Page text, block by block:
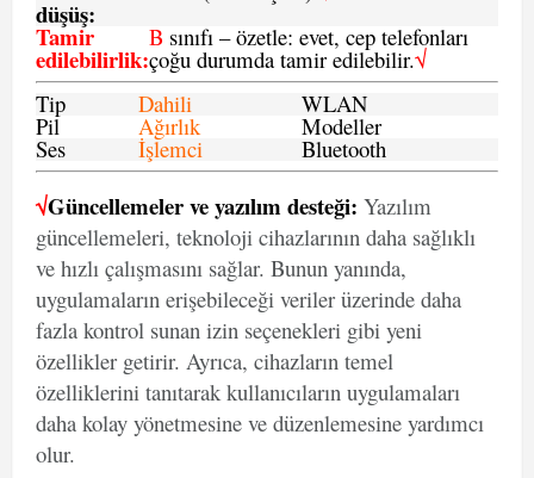
düşüş:
Tamir
edilebilirlik:
B sınıfı – özetle: evet, cep telefonları
çoğu durumda tamir edilebilir.√
Tip
Dahili WLAN
Pil Ağırlık Modeller
Ses İşlemci Bluetooth
√Güncellemeler ve yazılım desteği: Yazılım
güncellemeleri, teknoloji cihazlarının daha sağlıklı
ve hızlı çalışmasını sağlar. Bunun yanında,
uygulamaların erişebileceği veriler üzerinde daha
fazla kontrol sunan izin seçenekleri gibi yeni
özellikler getirir. Ayrıca, cihazların temel
özelliklerini tanıtarak kullanıcıların uygulamaları
daha kolay yönetmesine ve düzenlemesine yardımcı
olur.